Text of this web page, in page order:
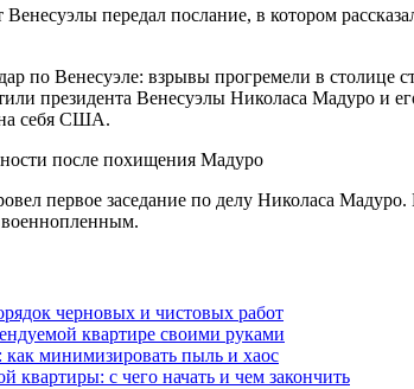
передал послание, в котором
по Венесуэле: взрывы прогремели в
президента Венесуэлы Николаса Мадуро и
на себя США.
после похищения Мадуро
первое заседание по делу Николаса
военнопленным.
черновых и чистовых работ
квартире своими руками
как минимизировать пыль и хаос
квартиры: с чего начать и чем закончить